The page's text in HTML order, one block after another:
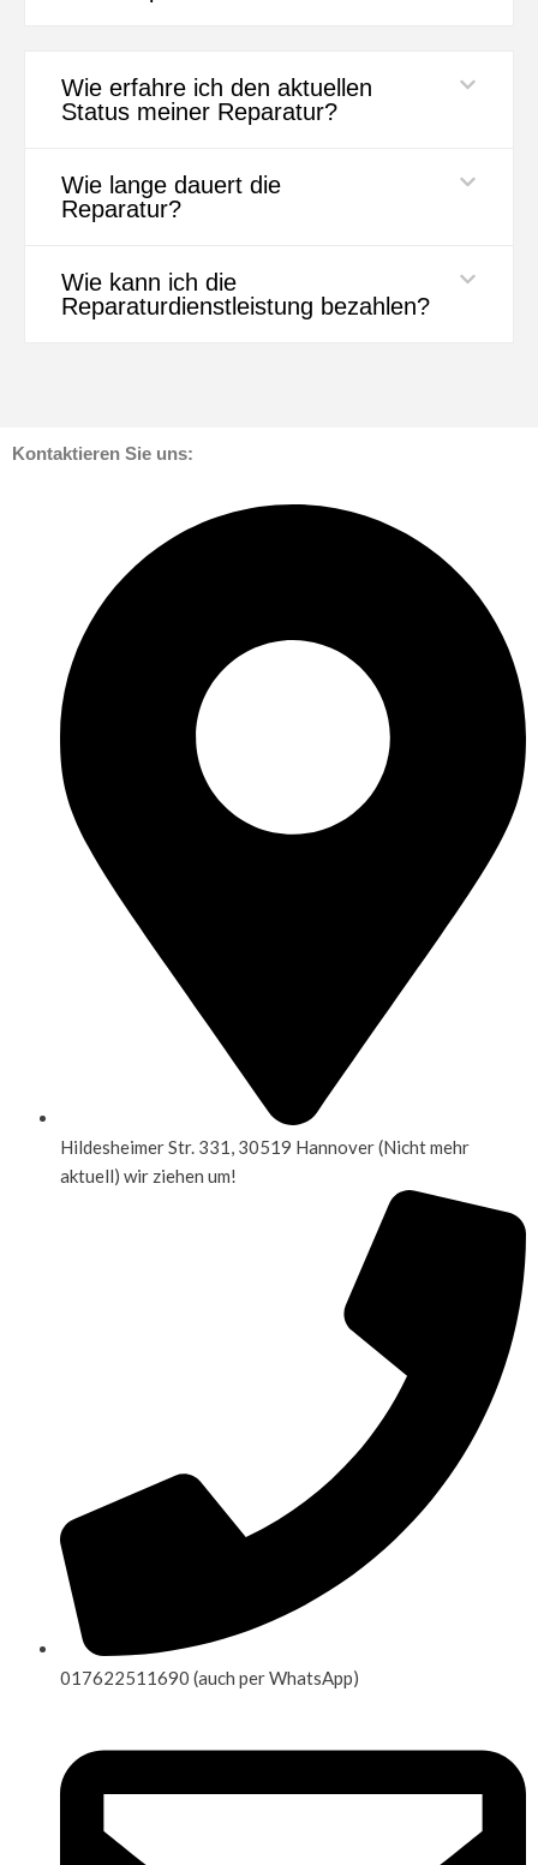
Wie erfahre ich den aktuellen
Status meiner Reparatur?
Wie lange dauert die
Reparatur?
Wie kann ich die
Reparaturdienstleistung bezahlen?
Kontaktieren Sie uns:
Hildesheimer Str. 331, 30519 Hannover (Nicht mehr
aktuell) wir ziehen um!
017622511690 (auch per WhatsApp)